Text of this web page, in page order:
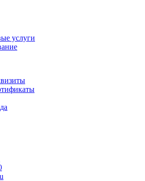
услуги